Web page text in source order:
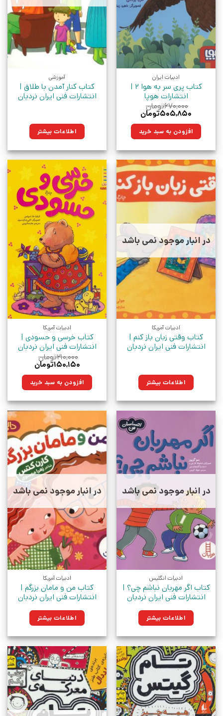
ادبیات ایران
کتاب پری سر به هوا 2 |
انتشارات هوپا
۶۷۰,۰۰۰تومان
قیمت
۶۷۰,۰۰۰تومان
بود.
۵۰۵,۸۵۰تومان
۵۰۵,۸۵۰تومان. افزودن به سبد خرید
آموزشی
کتاب کنار آمدن با طلاق |
انتشارات فنی ایران نردبان
اطلاعات بیشتر
در انبار موجود نمی باشد
ادبیات آمریکا
کتاب وقتی زبان باز کنم |
انتشارات فنی ایران نردبان
اطلاعات بیشتر
ادبیات آمریکا
کتاب خرسی و حسودی |
انتشارات فنی ایران نردبان
۲۱۰,۰۰۰تومان
قیمت
۲۱۰,۰۰۰تومان
بود.
۱۵۰,۱۵۰تومان
۱۵۰,۱۵۰تومان.افزودن به سبد خرید
در انبار موجود نمی باشد
ادبیات انگلیس
کتاب اگر مهربان نباشم چی؟ |
انتشارات فنی ایران نردبان
اطلاعات بیشتر
در انبار موجود نمی باشد
ادبیات آمریکا
کتاب من و مامان بزرگم |
انتشارات فنی ایران نردبان
اطلاعات بیشتر